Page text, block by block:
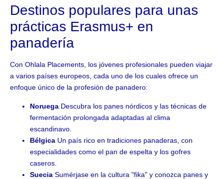
Destinos populares para unas
prácticas Erasmus+ en
panadería
Con Ohlala Placements, los jóvenes profesionales pueden viajar
a varios países europeos, cada uno de los cuales ofrece un
enfoque único de la profesión de panadero:
Noruega Descubra los panes nórdicos y las técnicas de
fermentación prolongada adaptadas al clima
escandinavo.
Bélgica Un país rico en tradiciones panaderas, con
especialidades como el pan de espelta y los gofres
caseros.
Suecia Sumérjase en la cultura "fika" y conozca panes y